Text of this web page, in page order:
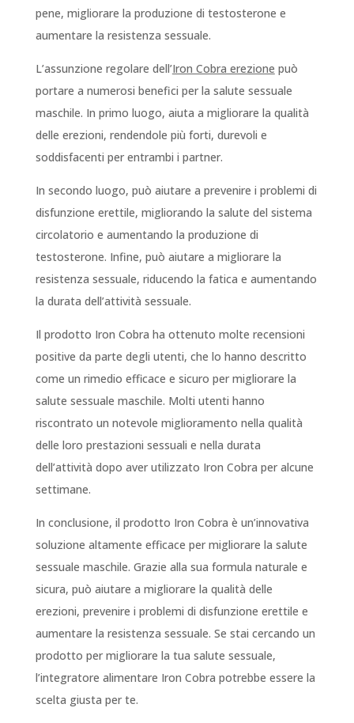
pene, migliorare la produzione di testosterone e
aumentare la resistenza sessuale.
L’assunzione regolare dell’Iron Cobra erezione può
portare a numerosi benefici per la salute sessuale
maschile. In primo luogo, aiuta a migliorare la qualità
delle erezioni, rendendole più forti, durevoli e
soddisfacenti per entrambi i partner.
In secondo luogo, può aiutare a prevenire i problemi di
disfunzione erettile, migliorando la salute del sistema
circolatorio e aumentando la produzione di
testosterone. Infine, può aiutare a migliorare la
resistenza sessuale, riducendo la fatica e aumentando
la durata dell’attività sessuale.
Il prodotto Iron Cobra ha ottenuto molte recensioni
positive da parte degli utenti, che lo hanno descritto
come un rimedio efficace e sicuro per migliorare la
salute sessuale maschile. Molti utenti hanno
riscontrato un notevole miglioramento nella qualità
delle loro prestazioni sessuali e nella durata
dell’attività dopo aver utilizzato Iron Cobra per alcune
settimane.
In conclusione, il prodotto Iron Cobra è un’innovativa
soluzione altamente efficace per migliorare la salute
sessuale maschile. Grazie alla sua formula naturale e
sicura, può aiutare a migliorare la qualità delle
erezioni, prevenire i problemi di disfunzione erettile e
aumentare la resistenza sessuale. Se stai cercando un
prodotto per migliorare la tua salute sessuale,
l’integratore alimentare Iron Cobra potrebbe essere la
scelta giusta per te.